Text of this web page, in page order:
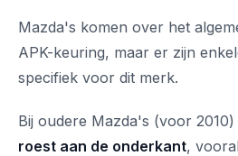
Mazda's komen over het
APK-keuring, maar er zijn
specifiek voor dit merk.
Bij oudere Mazda's (voor
roest aan de onderkant,